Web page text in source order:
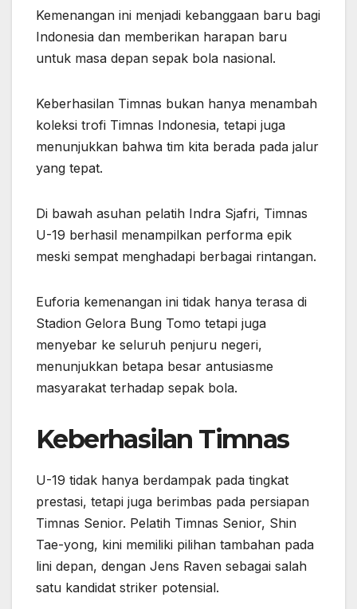
Kemenangan ini menjadi kebanggaan baru bagi
Indonesia dan memberikan harapan baru
untuk masa depan sepak bola nasional.
Keberhasilan Timnas bukan hanya menambah
koleksi trofi Timnas Indonesia, tetapi juga
menunjukkan bahwa tim kita berada pada jalur
yang tepat.
Di bawah asuhan pelatih Indra Sjafri, Timnas
U-19 berhasil menampilkan performa epik
meski sempat menghadapi berbagai rintangan.
Euforia kemenangan ini tidak hanya terasa di
Stadion Gelora Bung Tomo tetapi juga
menyebar ke seluruh penjuru negeri,
menunjukkan betapa besar antusiasme
masyarakat terhadap sepak bola.
Keberhasilan Timnas
U-19 tidak hanya berdampak pada tingkat
prestasi, tetapi juga berimbas pada persiapan
Timnas Senior. Pelatih Timnas Senior, Shin
Tae-yong, kini memiliki pilihan tambahan pada
lini depan, dengan Jens Raven sebagai salah
satu kandidat striker potensial.